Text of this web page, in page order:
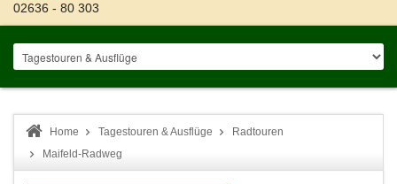
02636 - 80 303
Home Tagestouren & Ausflüge
Radtouren
Maifeld-Radweg